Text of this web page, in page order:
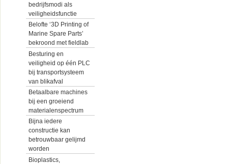
bedrijfsmodi als
veiligheidsfunctie
Belofte ‘3D Printing of
Marine Spare Parts’
bekroond met fieldlab
Besturing en
veiligheid op één PLC
bij transportsysteem
van blikafval
Betaalbare machines
bij een groeiend
materialenspectrum
Bijna iedere
constructie kan
betrouwbaar gelijmd
worden
Bioplastics,